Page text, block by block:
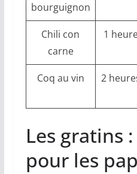
bourguignon
Chili con
carne
1
Coq au vin 2
Les gratins
pour les